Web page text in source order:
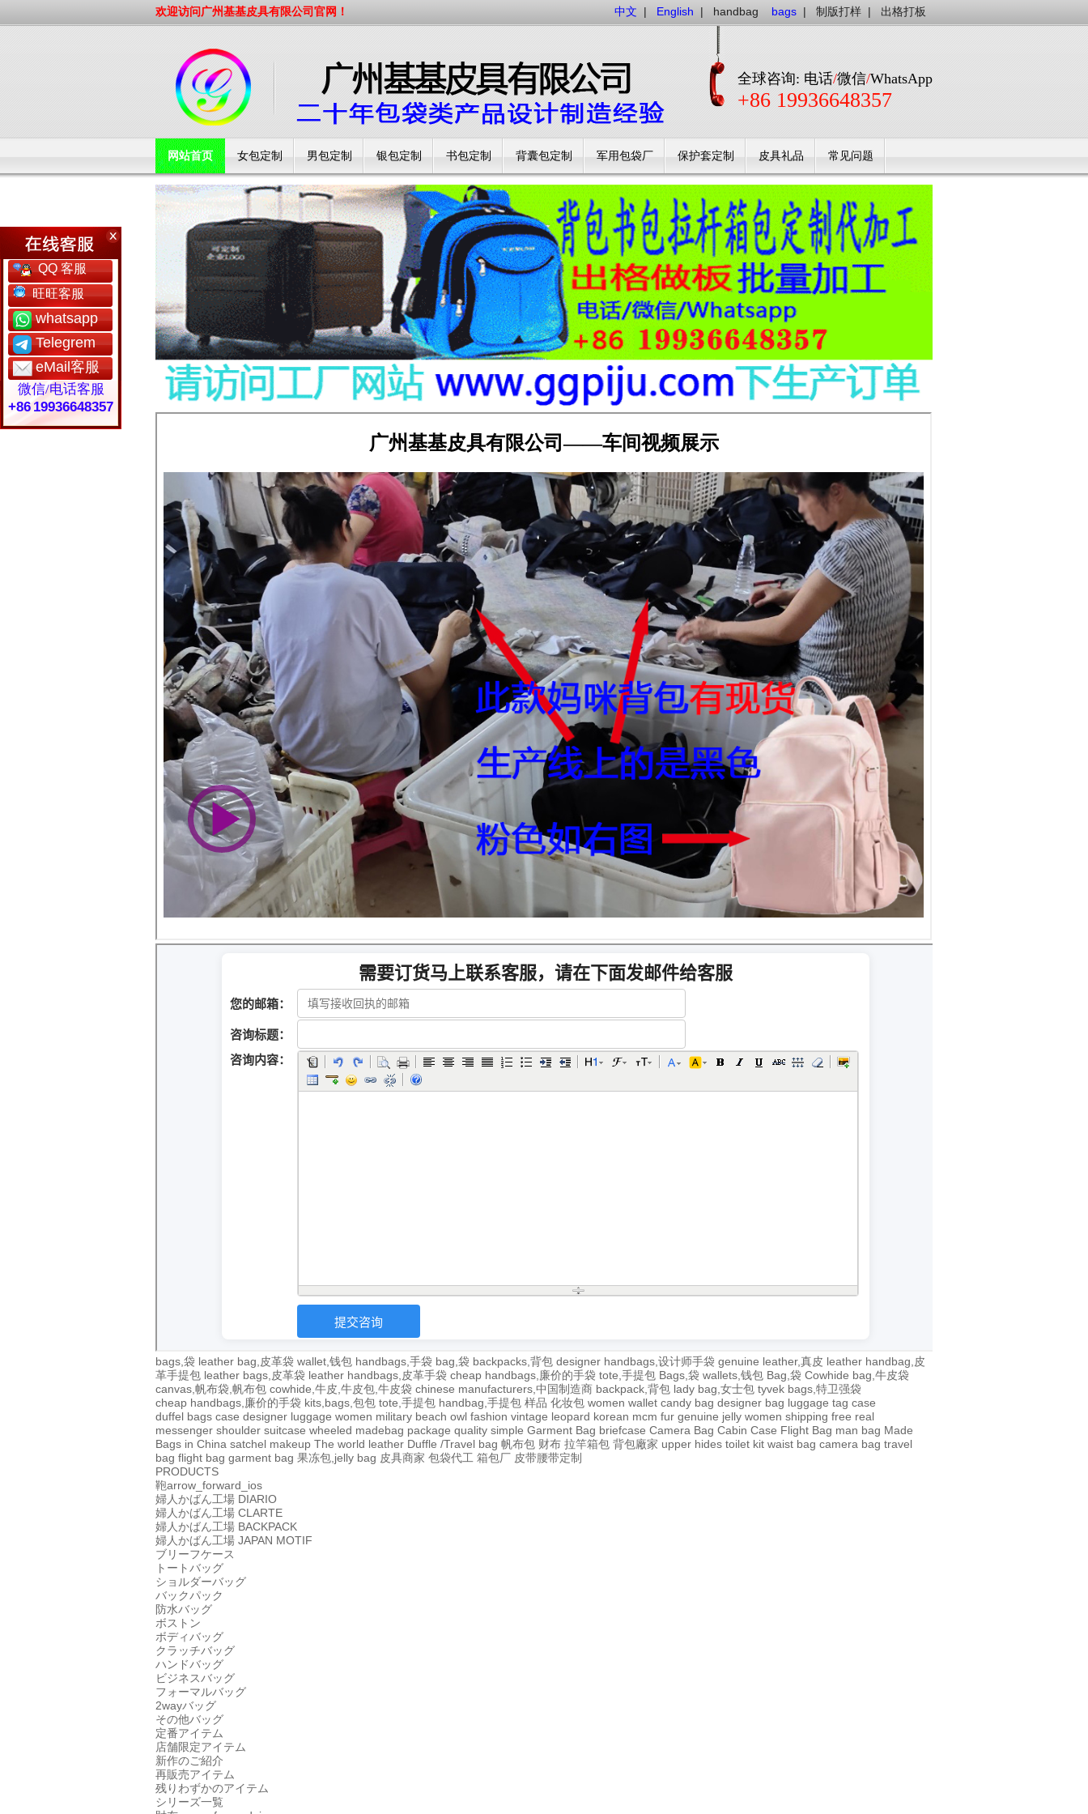
欢迎访问广州基基皮具有限公司官网！ 中文 | English | handbag bags | 制版打样 | 出格打板
全球咨询: 电话/微信/WhatsApp
+86 19936648357
网站首页 女包定制 男包定制 银包定制 书包定制 背囊包定制 军用包袋厂 保护套定制 皮具礼品 常见问题
工厂简介
bags,袋 leather bag,皮革袋 wallet,钱包 handbags,手袋 bag,袋 backpacks,背包 designer handbags,设计师手袋 genuine leather,真皮 leather handbag,皮
革手提包 leather bags,皮革袋 leather handbags,皮革手袋 cheap handbags,廉价的手袋 tote,手提包 Bags,袋 wallets,钱包 Bag,袋 Cowhide bag,牛皮袋
canvas,帆布袋,帆布包 cowhide,牛皮,牛皮包,牛皮袋 chinese manufacturers,中国制造商 backpack,背包 lady bag,女士包 tyvek bags,特卫强袋
cheap handbags,廉价的手袋 kits,bags,包包 tote,手提包 handbag,手提包 样品 化妆包 women wallet candy bag designer bag luggage tag case
duffel bags case designer luggage women military beach owl fashion vintage leopard korean mcm fur genuine jelly women shipping free real
messenger shoulder suitcase wheeled madebag package quality simple Garment Bag briefcase Camera Bag Cabin Case Flight Bag man bag Made
Bags in China satchel makeup The world leather Duffle /Travel bag 帆布包 财布 拉竿箱包 背包廠家 upper hides toilet kit waist bag camera bag travel
bag flight bag garment bag 果冻包,jelly bag 皮具商家 包袋代工 箱包厂 皮带腰带定制
PRODUCTS
鞄arrow_forward_ios
婦人かばん工場 DIARIO
婦人かばん工場 CLARTE
婦人かばん工場 BACKPACK
婦人かばん工場 JAPAN MOTIF
ブリーフケース
トートバッグ
ショルダーバッグ
バックパック
防水バッグ
ボストン
ボディバッグ
クラッチバッグ
ハンドバッグ
ビジネスバッグ
フォーマルバッグ
2wayバッグ
その他バッグ
定番アイテム
店舗限定アイテム
新作のご紹介
再販売アイテム
残りわずかのアイテム
シリーズ一覧
QQ 客服
旺旺客服
whatsapp
Telegrem
eMail客服
微信/电话客服
+86 19936648357